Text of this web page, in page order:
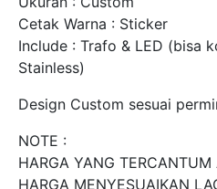
Cetak Warna : Sticker
Include : Trafo & LED (bisa
Stainless)
Design Custom sesuai
NOTE :
HARGA YANG
HARGA MENYESUAIKAN